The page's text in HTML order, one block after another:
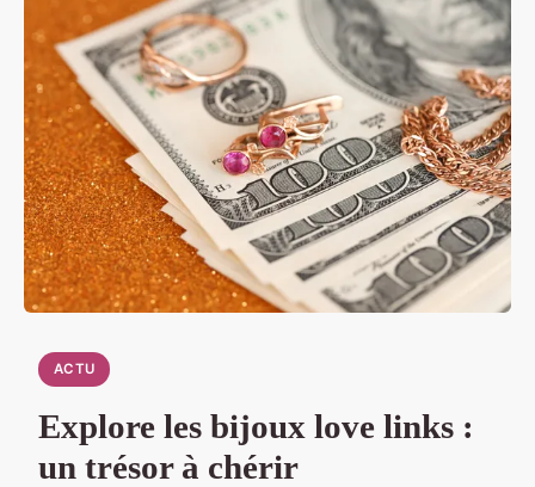
ACTU
Explore les bijoux love links :
un trésor à chérir